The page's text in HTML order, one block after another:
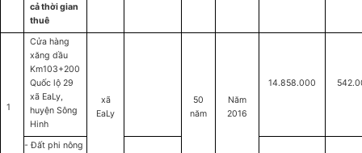
cả thời gian
thuê
1
Cửa hàng
xăng dầu
Km103+200
Quốc lộ 29
xã EaLy,
huyện Sông
Hinh
xã
EaLy
50
năm
Năm
2016
14.858.000
- Đất phi nông